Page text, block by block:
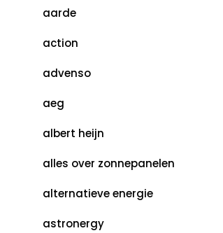
aarde
action
advenso
aeg
albert heijn
alles over zonnepanelen
alternatieve energie
astronergy